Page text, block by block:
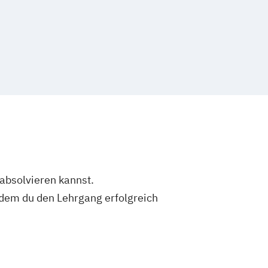
/ Präventionsbeauftragter
Hilfskräfte
kannst.
du den Lehrgang erfolgreich